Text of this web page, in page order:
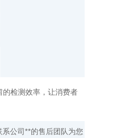
检测效率，让消费者
公司**的售后团队为您